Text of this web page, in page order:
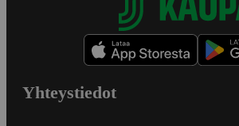
Yhteystiedot